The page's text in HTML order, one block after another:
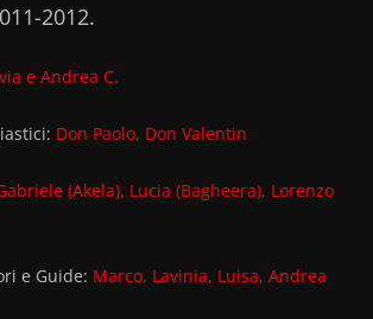
2012.
e Andrea C.
Don Paolo, Don Valentin
(Akela), Lucia (Bagheera), Lorenzo
e Guide: Marco, Lavinia, Luisa, Andrea